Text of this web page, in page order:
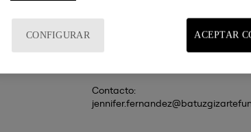
Te invitamos a visitarnos en la
oportunidad para innovar, reducir
Contacto:
CONFIGURAR ACEPTAR